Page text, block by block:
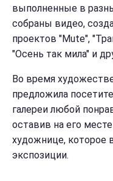
выполненные в
собраны видео,
проектов "Mute",
"Осень так мила" и
Во время
предложила
галереи любой
оставив на его
художнице, которое
экспозиции.